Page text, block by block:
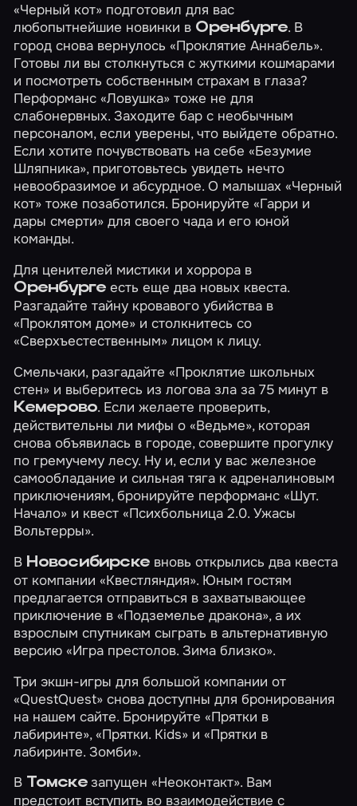
«Черный кот» подготовил для вас
любопытнейшие новинки в Оренбурге. В
город снова вернулось«Проклятие Аннабель».
Готовы ли вы столкнуться с жуткими кошмарами
и посмотреть собственным страхам в глаза?
Перформанс«Ловушка» тоже не для
слабонервных. Заходите бар с необычным
персоналом, если уверены, что выйдете обратно.
Если хотите почувствовать на себе«Безумие
Шляпника», приготовьтесь увидеть нечто
невообразимое и абсурдное. О малышах «Черный
кот» тоже позаботился. Бронируйте«Гарри и
дары смерти» для своего чада и его юной
команды.
Для ценителей мистики и хоррора в
Оренбурге есть еще два новых квеста.
Разгадайте тайну кровавого убийства в
«Проклятом доме» и столкнитесь со
«Сверхъестественным» лицом к лицу.
Смельчаки, разгадайте«Проклятие школьных
стен» и выберитесь из логова зла за 75 минут в
Кемерово. Если желаете проверить,
действительны ли мифы о«Ведьме», которая
снова объявилась в городе, совершите прогулку
по гремучему лесу. Ну и, если у вас железное
самообладание и сильная тяга к адреналиновым
приключениям, бронируйте перформанс«Шут.
Начало» и квест«Психбольница 2.0. Ужасы
Вольтерры».
В Новосибирске вновь открылись два квеста
от компании «Квестляндия». Юным гостям
предлагается отправиться в захватывающее
приключение в«Подземелье дракона», а их
взрослым спутникам сыграть в альтернативную
версию«Игра престолов. Зима близко».
Три экшн-игры для большой компании от
«QuestQuest» снова доступны для бронирования
на нашем сайте. Бронируйте«Прятки в
лабиринте»,«Прятки. Kids» и«Прятки в
лабиринте. Зомби».
В Томске запущен «Неоконтакт». Вам
предстоит вступить во взаимодействие с